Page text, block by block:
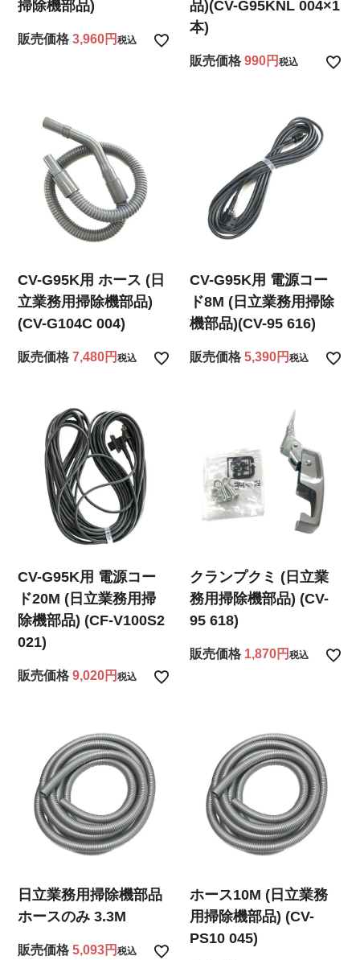
掃除機部品)
販売価格 3,960 税込
品)(CV-G95KNL 004×1
本)
販売価格 990 税込
CV-G95K用 ホース (日
立業務用掃除機部品)
(CV-G104C 004)
販売価格 7,480 税込
CV-G95K用 電源コー
ド8M (日立業務用掃除
機部品)(CV-95 616)
販売価格 5,390 税込
CV-G95K用 電源コー
ド20M (日立業務用掃
除機部品) (CF-V100S2
021)
販売価格 9,020 税込
クランプクミ (日立業
務用掃除機部品) (CV-
95 618)
販売価格 1,870 税込
日立業務用掃除機部品
ホースのみ 3.3M
販売価格 5,093 税込
ホース10M (日立業務
用掃除機部品) (CV-
PS10 045)